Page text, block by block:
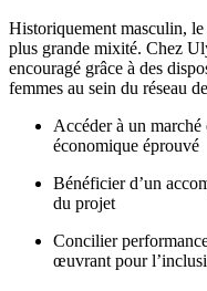
Historiquement masculin,
plus grande mixité. Chez
encouragé grâce à des
femmes au sein du réseau
Accéder à un
économique éprouvé
Bénéficier d’un
du projet
Concilier
œuvrant pour